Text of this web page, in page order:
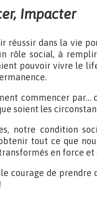
Impacter
réussir dans la vie
rôle social, à
pouvoir vivre le
commencer par…
soient les
notre condition
tout ce que
en force et
courage de prendre